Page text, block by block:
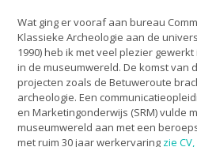
Wat ging er vooraf aan bureau
Klassieke Archeologie aan de
1990) heb ik met veel plezier
in de museumwereld. De komst van
projecten zoals de Betuweroute
archeologie. Een
en Marketingonderwijs (SRM) vulde
museumwereld aan met een
met ruim 30 jaar werkervaring zie CV,